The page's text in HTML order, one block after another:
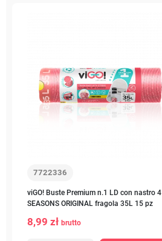
7722336
viGO! Buste Premium n.1 LD con nastro 4
SEASONS ORIGINAL fragola 35L 15 pz
8,99 zł brutto